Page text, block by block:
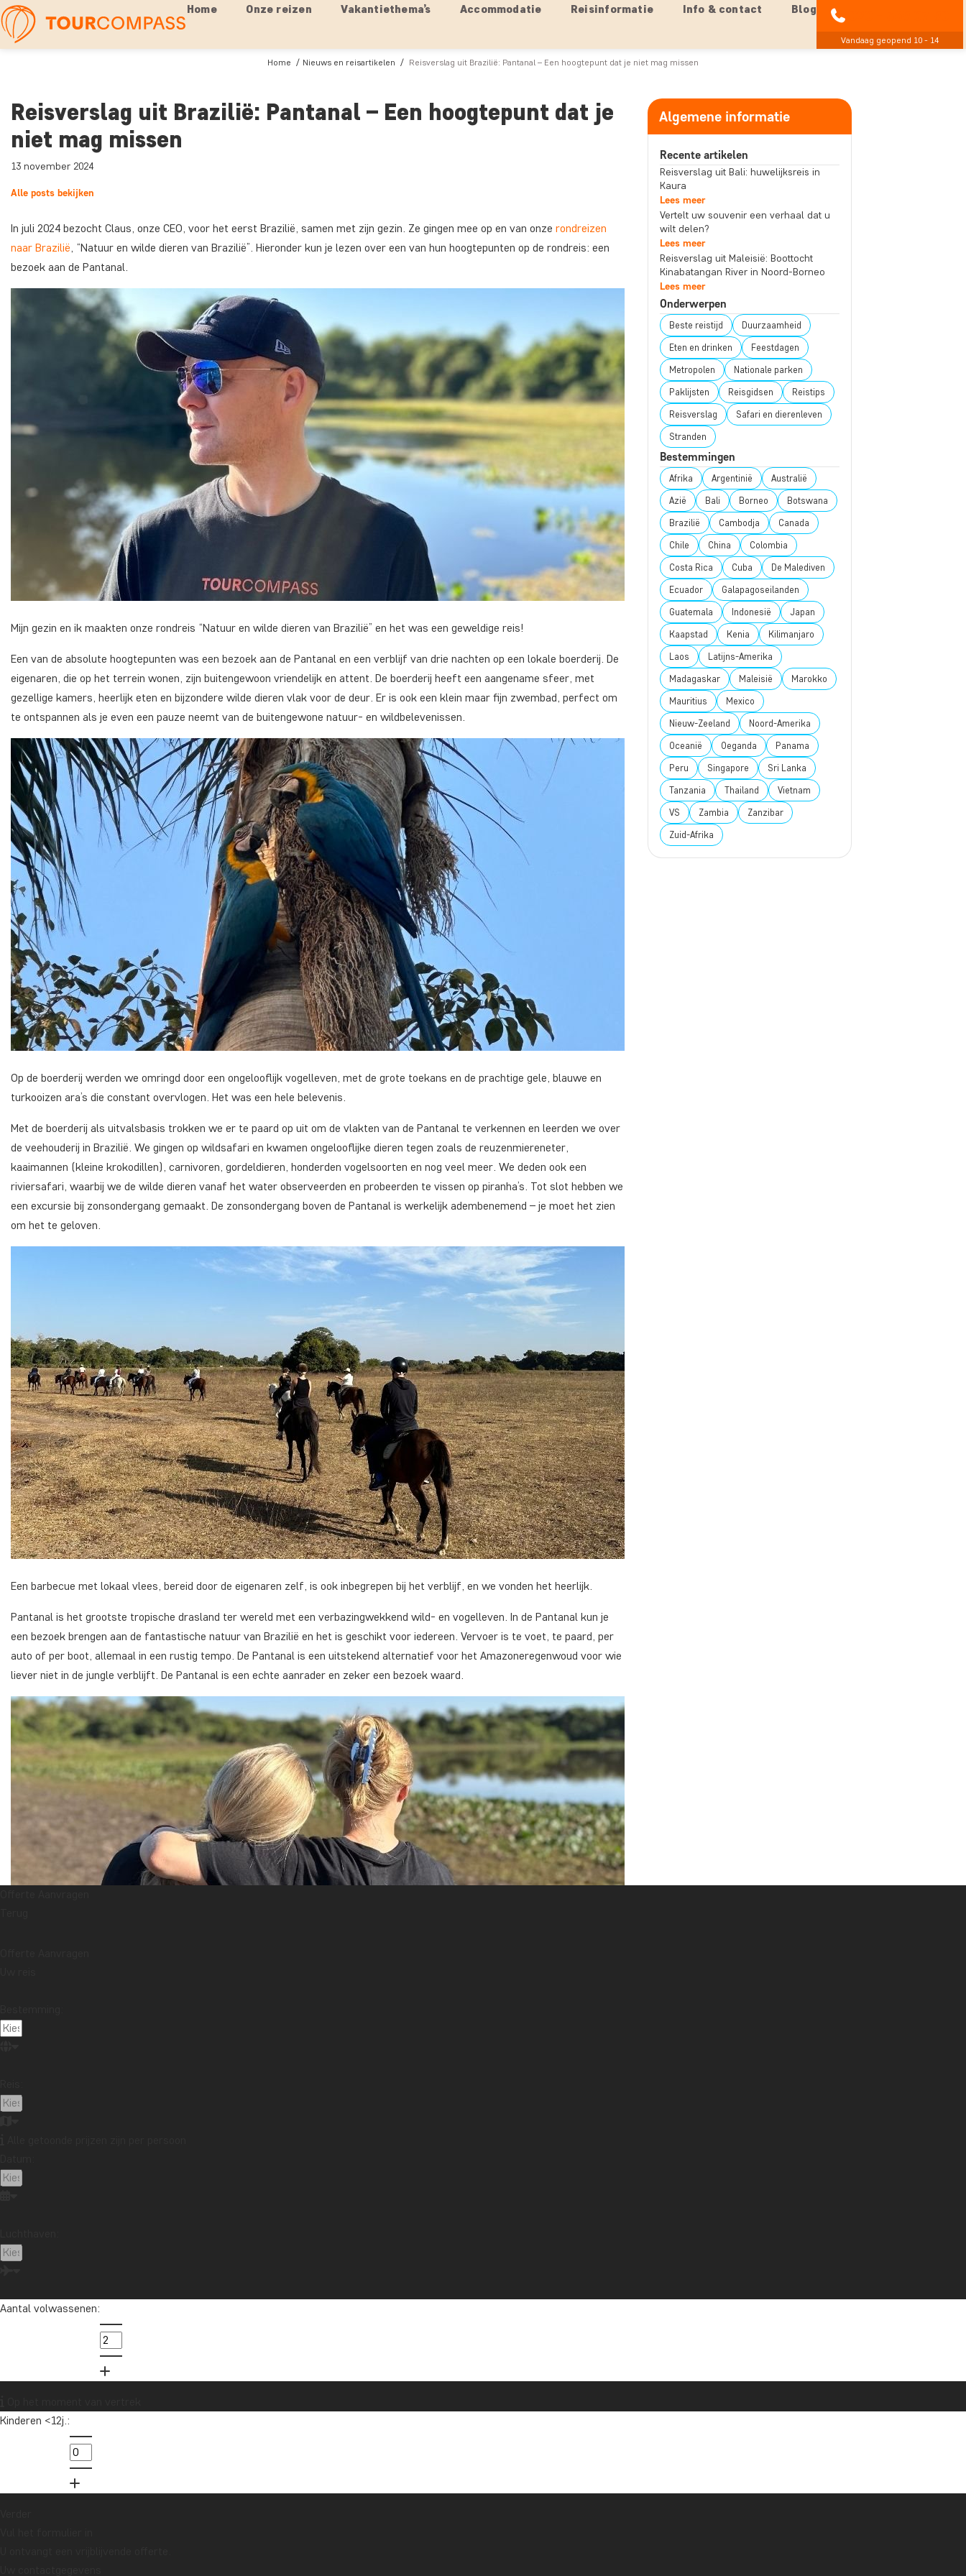
Home Onze reizen Vakantiethema’s Accommodatie Reisinformatie Info & contact Blog
Vandaag geopend 10 - 14
Home Nieuws en reisartikelen Reisverslag uit Brazilië: Pantanal – Een hoogtepunt dat je niet mag missen
Reisverslag uit Brazilië: Pantanal – Een hoogtepunt dat je
niet mag missen
13 november 2024
Alle posts bekijken
In juli 2024 bezocht Claus, onze CEO, voor het eerst Brazilië, samen met zijn gezin. Ze gingen mee op en van onze rondreizen
naar Brazilië, “Natuur en wilde dieren van Brazilië”. Hieronder kun je lezen over een van hun hoogtepunten op de rondreis: een
bezoek aan de Pantanal.
Mijn gezin en ik maakten onze rondreis “Natuur en wilde dieren van Brazilië” en het was een geweldige reis!
Een van de absolute hoogtepunten was een bezoek aan de Pantanal en een verblijf van drie nachten op een lokale boerderij. De
eigenaren, die op het terrein wonen, zijn buitengewoon vriendelijk en attent. De boerderij heeft een aangename sfeer, met
gezellige kamers, heerlijk eten en bijzondere wilde dieren vlak voor de deur. Er is ook een klein maar fijn zwembad, perfect om
te ontspannen als je even een pauze neemt van de buitengewone natuur- en wildbelevenissen.
Op de boerderij werden we omringd door een ongelooflijk vogelleven, met de grote toekans en de prachtige gele, blauwe en
turkooizen ara’s die constant overvlogen. Het was een hele belevenis.
Met de boerderij als uitvalsbasis trokken we er te paard op uit om de vlakten van de Pantanal te verkennen en leerden we over
de veehouderij in Brazilië. We gingen op wildsafari en kwamen ongelooflijke dieren tegen zoals de reuzenmiereneter,
kaaimannen (kleine krokodillen), carnivoren, gordeldieren, honderden vogelsoorten en nog veel meer. We deden ook een
riviersafari, waarbij we de wilde dieren vanaf het water observeerden en probeerden te vissen op piranha’s. Tot slot hebben we
een excursie bij zonsondergang gemaakt. De zonsondergang boven de Pantanal is werkelijk adembenemend – je moet het zien
om het te geloven.
Een barbecue met lokaal vlees, bereid door de eigenaren zelf, is ook inbegrepen bij het verblijf, en we vonden het heerlijk.
Pantanal is het grootste tropische drasland ter wereld met een verbazingwekkend wild- en vogelleven. In de Pantanal kun je
een bezoek brengen aan de fantastische natuur van Brazilië en het is geschikt voor iedereen. Vervoer is te voet, te paard, per
auto of per boot, allemaal in een rustig tempo. De Pantanal is een uitstekend alternatief voor het Amazoneregenwoud voor wie
liever niet in de jungle verblijft. De Pantanal is een echte aanrader en zeker een bezoek waard.
Met vriendelijke groeten,
Natuur en
wildlife van
Brazilië
14 DAGEN VANAF € 4379
Algemene informatie
Recente artikelen
Reisverslag uit Bali: huwelijksreis in
Kaura
Lees meer
Vertelt uw souvenir een verhaal dat u
wilt delen?
Lees meer
Reisverslag uit Maleisië: Boottocht
Kinabatangan River in Noord-Borneo
Lees meer
Onderwerpen
Beste reistijd Duurzaamheid
Eten en drinken Feestdagen
Metropolen Nationale parken
Paklijsten Reisgidsen Reistips
Reisverslag Safari en dierenleven
Stranden
Bestemmingen
Afrika Argentinië Australië
Azië Bali Borneo Botswana
Brazilië Cambodja Canada
Chile China Colombia
Costa Rica Cuba De Malediven
Ecuador Galapagoseilanden
Guatemala Indonesië Japan
Kaapstad Kenia Kilimanjaro
Laos Latijns-Amerika
Madagaskar Maleisië Marokko
Mauritius Mexico
Nieuw-Zeeland Noord-Amerika
Oceanië Oeganda Panama
Peru Singapore Sri Lanka
Tanzania Thailand Vietnam
VS Zambia Zanzibar
Zuid-Afrika
Aantal volwassenen:
Kinderen <12j.: